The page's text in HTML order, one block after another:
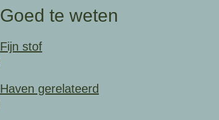
Goed te weten
Fijn stof
Haven gerelateerd